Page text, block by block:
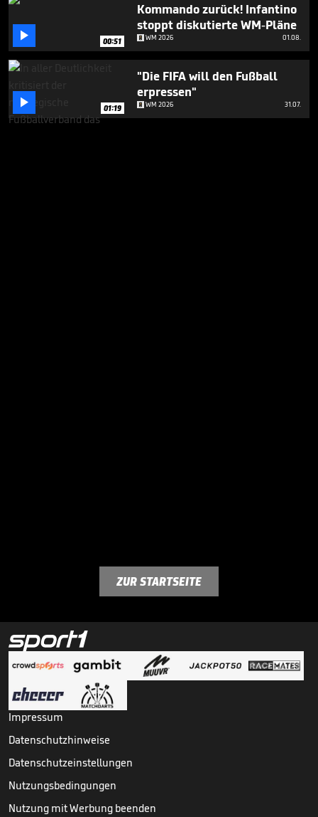
 00:51
Kommando zurück! Infantino
stoppt diskutierte WM-Pläne
WM 2026 01.08.
 01:19
"Die FIFA will den Fußball
erpressen"
WM 2026 31.07.
ZUR STARTSEITE
Impressum
Datenschutzhinweise
Datenschutzeinstellungen
Nutzungsbedingungen
Nutzung mit Werbung beenden